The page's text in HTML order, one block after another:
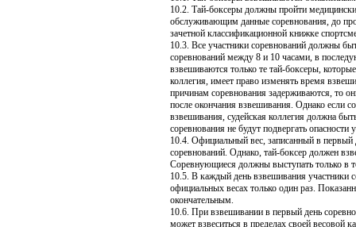
10.2. Тай-боксеры должны пройти
обслуживающим данные соревнования, до
зачетной классификационной книжке
10.3. Все участники соревнований должны
соревнований между 8 и 10 часами, в
взвешиваются только те тай-боксеры,
коллегия, имеет право изменять время
причинам соревнования задерживаются, то
после окончания взвешивания. Однако если
взвешивания, судейская коллегия должна
соревнования не будут подвергать опасности
10.4. Официальный вес, записанный в первый
соревнований. Однако, тай-боксер должен
Соревнующиеся должны выступать только в
10.5. В каждый день взвешивания участники
официальных весах только один раз.
окончательным.
10.6. При взвешивании в первый день
может взвеситься в пределах своей весовой